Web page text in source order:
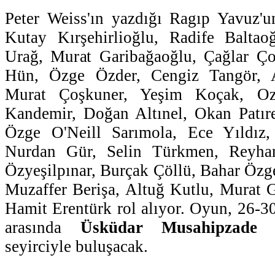
Peter Weiss'ın yazdığı Ragıp
Kutay Kırşehirlioğlu, Radife
Urağ, Murat Garibağaoğlu, Çağlar
Hün, Özge Özder, Cengiz Tangör,
Murat Çoşkuner, Yeşim Koçak,
Kandemir, Doğan Altınel, Okan
Özge O'Neill Sarımola, Ece
Nurdan Gür, Selin Türkmen,
Özyeşilpınar, Burçak Çöllü, Bahar
Muzaffer Berişa, Altuğ Kutlu, Murat
Hamit Erentürk rol alıyor. Oyun, 26-
arasında Üsküdar Musahipzade
seyirciyle buluşacak.